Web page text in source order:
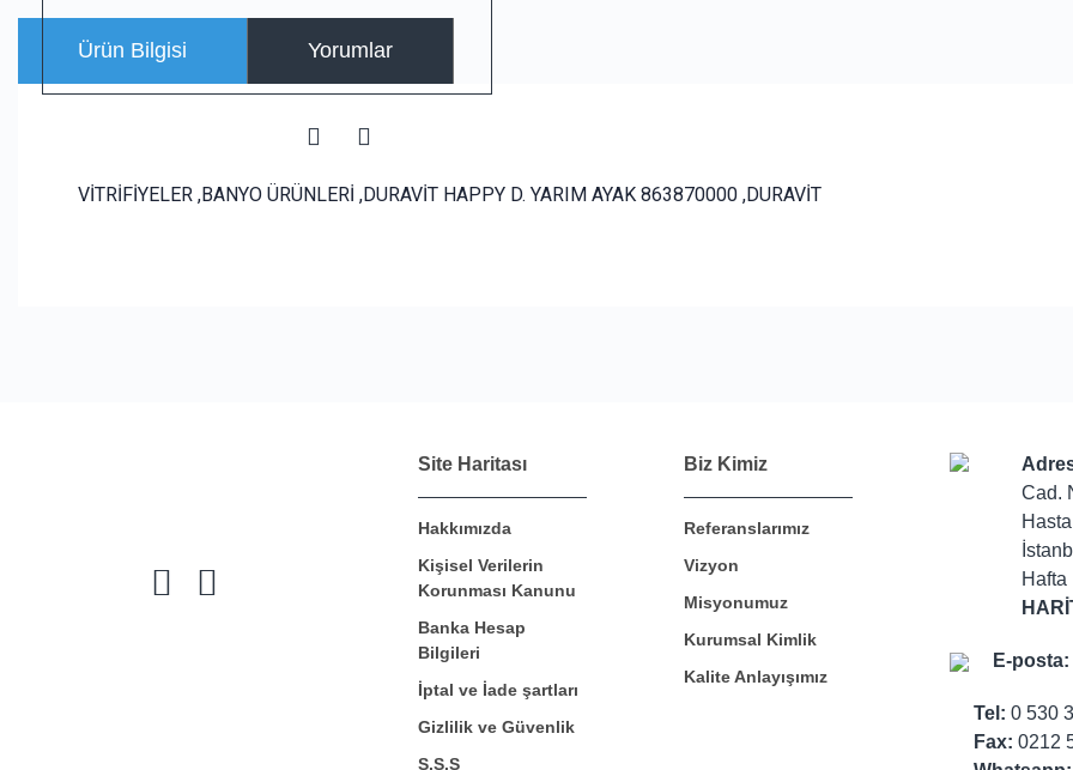
Ürün Bilgisi Yorumlar
VİTRİFİYELER ,BANYO ÜRÜNLERİ ,DURAVİT HAPPY D. YARIM AYAK 863870000 ,DURAVİT
Bu ürüne ilk yorumu siz yapın!
Yorum Yaz
Site Haritası
Hakkımızda
Kişisel Verilerin
Korunması Kanunu
Banka Hesap
Bilgileri
İptal ve İade şartları
Gizlilik ve Güvenlik
S.S.S
Biz Kimiz
Referanslarımız
Vizyon
Misyonumuz
Kurumsal Kimlik
Kalite Anlayışımız
Cad.
Hafta
E-posta:
Tel: 0 530
Fax: 0212